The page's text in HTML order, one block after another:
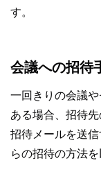
す。
会議への招待
一回きりの会議
ある場合、招待
招待メールを送
らの招待の方法を